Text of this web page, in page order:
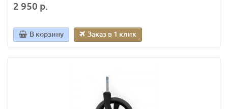
2 950 р.
В корзину Заказ в 1 клик